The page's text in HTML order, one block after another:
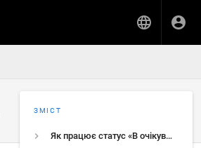
ЗМІСТ
Як працює статус «В очікуванні замовлення» в Office Trips?